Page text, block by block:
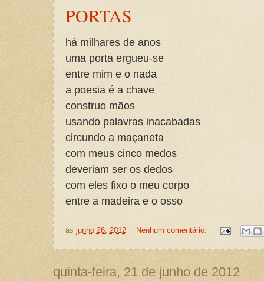
PORTAS
há milhares de anos
uma porta ergueu-se
entre mim e o nada
a poesia é a chave
construo mãos
usando palavras inacabadas
circundo a maçaneta
com meus cinco medos
deveriam ser os dedos
com eles fixo o meu corpo
entre a madeira e o osso
às junho 26, 2012 Nenhum comentário:
quinta-feira, 21 de junho de 2012